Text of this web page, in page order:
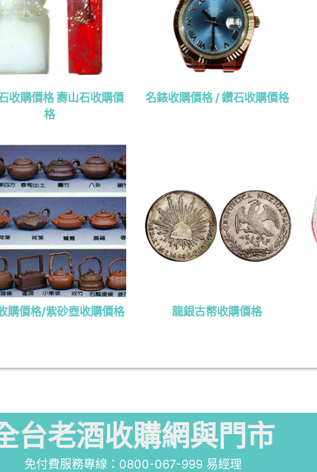
收購價格 壽山石收購價
格
名錶收購價格 / 鑽石收購價格
購價格/紫砂壺收購價格 龍銀古幣收購價格
台老酒收購網與門市
免付費服務專線： 0800-067-999 易經理